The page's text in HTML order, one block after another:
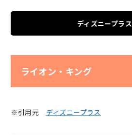
ディズニープラス
ライオン・キング
※引用元 ディズニープラス